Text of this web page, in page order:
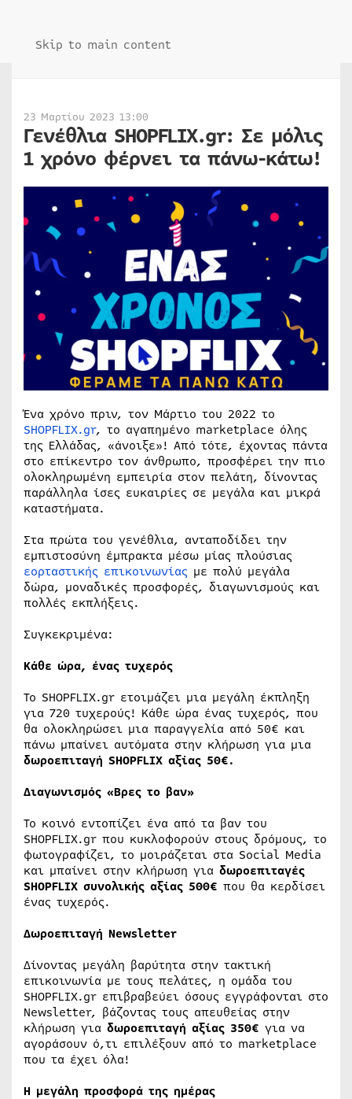
Skip to main content
23 Μαρτίου 2023 13:00
Γενέθλια SHOPFLIX.gr: Σε μόλις
1 χρόνο φέρνει τα πάνω-κάτω!
Ένα χρόνο πριν, τον Μάρτιο του 2022 το
SHOPFLIX.gr, το αγαπημένο marketplace όλης
της Ελλάδας, «άνοιξε»! Από τότε, έχοντας πάντα
στο επίκεντρο τον άνθρωπο, προσφέρει την πιο
ολοκληρωμένη εμπειρία στον πελάτη, δίνοντας
παράλληλα ίσες ευκαιρίες σε μεγάλα και μικρά
καταστήματα.
Στα πρώτα του γενέθλια, ανταποδίδει την
εμπιστοσύνη έμπρακτα μέσω μίας πλούσιας
εορταστικής επικοινωνίας με πολύ μεγάλα
δώρα, μοναδικές προσφορές, διαγωνισμούς και
πολλές εκπλήξεις.
Συγκεκριμένα:
Κάθε ώρα, ένας τυχερός
Το SHOPFLIX.gr ετοιμάζει μια μεγάλη έκπληξη
για 720 τυχερούς! Κάθε ώρα ένας τυχερός, που
θα ολοκληρώσει μια παραγγελία από 50€ και
πάνω μπαίνει αυτόματα στην κλήρωση για μια
δωροεπιταγή SHOPFLIX αξίας 50€.
Διαγωνισμός «Βρες το βαν»
Το κοινό εντοπίζει ένα από τα βαν του
SHOPFLIX.gr που κυκλοφορούν στους δρόμους, το
φωτογραφίζει, το μοιράζεται στα Social Media
και μπαίνει στην κλήρωση για δωροεπιταγές
SHOPFLIX συνολικής αξίας 500€ που θα κερδίσει
ένας τυχερός.
Δωροεπιταγή Newsletter
Δίνοντας μεγάλη βαρύτητα στην τακτική
επικοινωνία με τους πελάτες, η ομάδα του
SHOPFLIX.gr επιβραβεύει όσους εγγράφονται στο
Newsletter, βάζοντας τους απευθείας στην
κλήρωση για δωροεπιταγή αξίας 350€ για να
αγοράσουν ό,τι επιλέξουν από το marketplace
που τα έχει όλα!
H μεγάλη προσφορά της ημέρας